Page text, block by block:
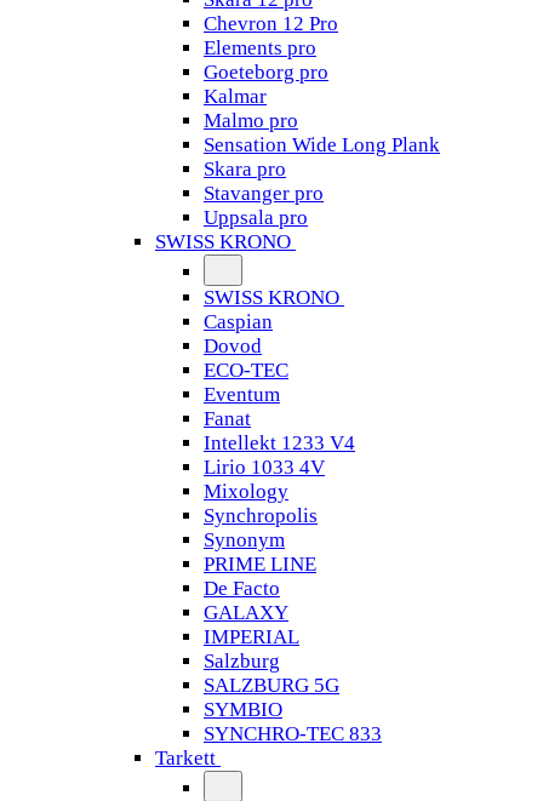
Chevron 12 Pro
Elements pro
Goeteborg pro
Kalmar
Malmo pro
Sensation Wide Long Plank
Skara pro
Stavanger pro
Uppsala pro
SWISS KRONO
SWISS KRONO
Caspian
Dovod
ECO-TEC
Eventum
Fanat
Intellekt 1233 V4
Lirio 1033 4V
Mixology
Synchropolis
Synonym
PRIME LINE
De Facto
GALAXY
IMPERIAL
Salzburg
SALZBURG 5G
SYMBIO
SYNCHRO-TEC 833
Tarkett